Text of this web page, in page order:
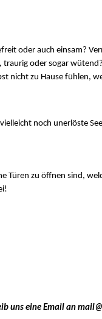
oder auch einsam?
traurig oder sogar
nicht zu Hause fühlen,
noch unerlöste
Türen zu öffnen sind,
uns eine Email an